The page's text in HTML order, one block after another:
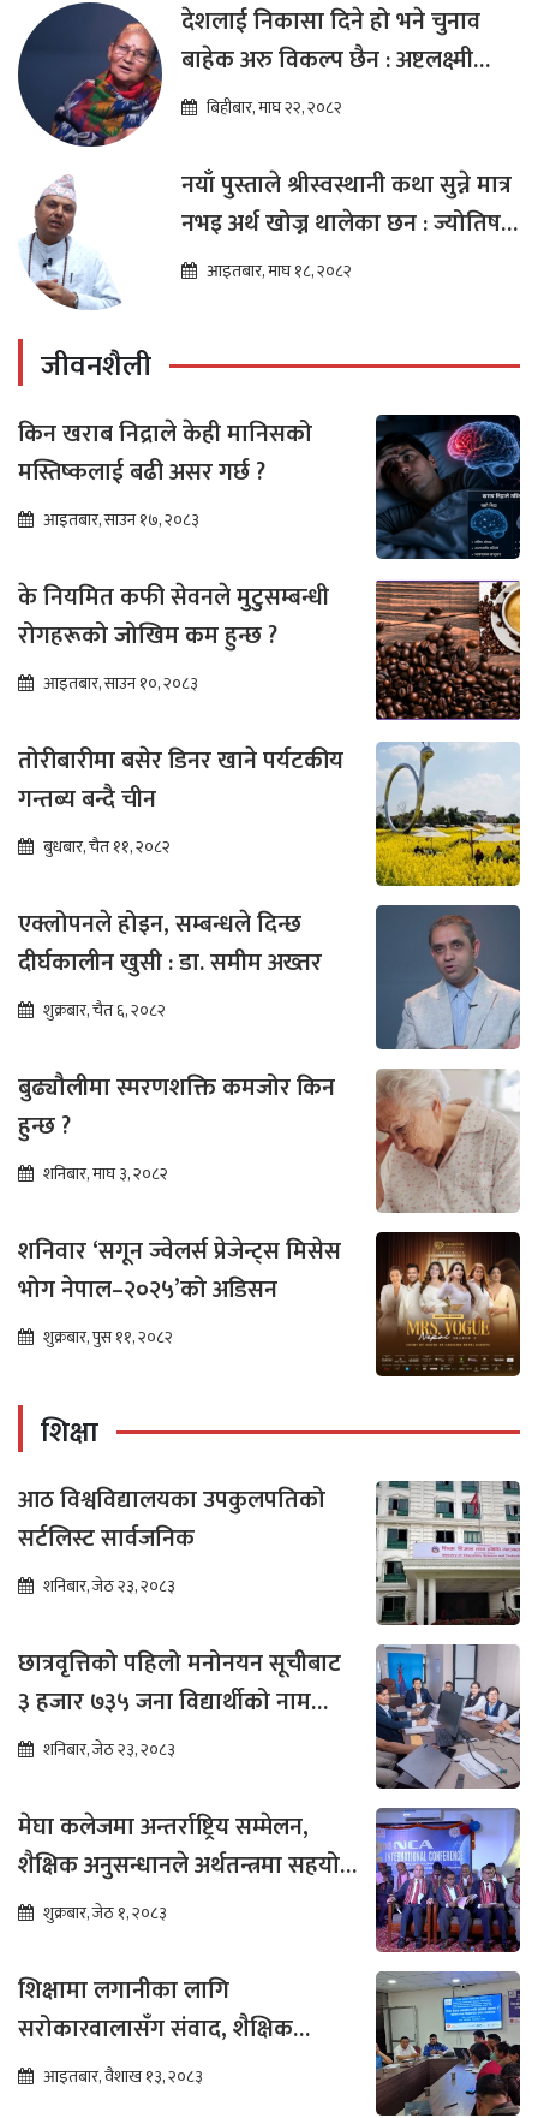
देशलाई निकासा दिने हो भने चुनाव
बाहेक अरु विकल्प छैन : अष्टलक्ष्मी
शाक्यबिहीबार, माघ २२, २०८२
नयाँ पुस्ताले श्रीस्वस्थानी कथा सुन्ने मात्र
नभइ अर्थ खोज्न थालेका छन : ज्योतिष
तारा लोचन न्यौपाने
आइतबार, माघ १८, २०८२
जीवनशैली
किन खराब निद्राले केही मानिसको
मस्तिष्कलाई बढी असर गर्छ ?
आइतबार, साउन १७, २०८३
के नियमित कफी सेवनले मुटुसम्बन्धी
रोगहरूको जोखिम कम हुन्छ ?
आइतबार, साउन १०, २०८३
तोरीबारीमा बसेर डिनर खाने पर्यटकीय
गन्तब्य बन्दै चीन
बुधबार, चैत ११, २०८२
एक्लोपनले होइन, सम्बन्धले दिन्छ
दीर्घकालीन खुसी : डा. समीम अख्तर
शुक्रबार, चैत ६, २०८२
बुढ्यौलीमा स्मरणशक्ति कमजोर किन
हुन्छ ?
शनिबार, माघ ३, २०८२
शनिवार ‘सगून ज्वेलर्स प्रेजेन्ट्स मिसेस
भोग नेपाल–२०२५’को अडिसन
शुक्रबार, पुस ११, २०८२
शिक्षा
आठ विश्वविद्यालयका उपकुलपतिको
सर्टलिस्ट सार्वजनिक
शनिबार, जेठ २३, २०८३
छात्रवृत्तिको पहिलो मनोनयन सूचीबाट
३ हजार ७३५ जना विद्यार्थीको नाम
भर्नाका लागि सिफारिस
शनिबार, जेठ २३, २०८३
मेघा कलेजमा अन्तर्राष्ट्रिय सम्मेलन,
शैक्षिक अनुसन्धानले अर्थतन्त्रमा सहयोग
पुग्ने विश्वास
शुक्रबार, जेठ १, २०८३
शिक्षामा लगानीका लागि
सरोकारवालासँग संवाद, शैक्षिक
सुधारमा जोड
आइतबार, वैशाख १३, २०८३